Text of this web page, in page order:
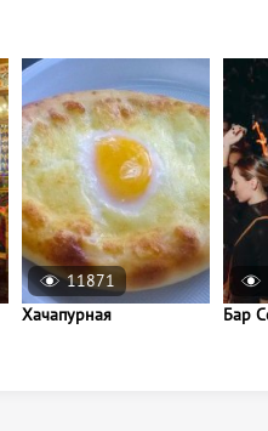
11871
Хачапурная
Бар